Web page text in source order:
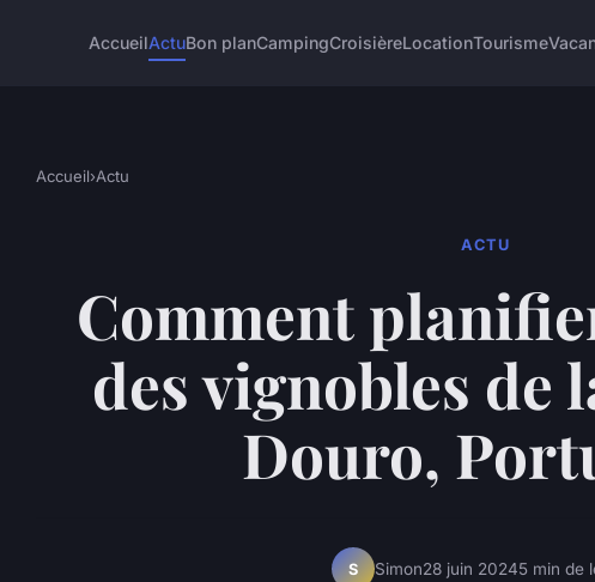
AccueilActuBon planCampingCroisièreLocationTourisme
Accueil›Actu
ACTU
Comment
des vignobles de
Douro,
S Simon28 juin 20245 min de